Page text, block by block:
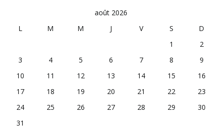
août 2026
L
M M J V S
D
1
2
3
4 5 6 7 8
9
10
11 12 13 14 15
16
17
18 19 20 21 22
23
24
25 26 27 28 29
30
31